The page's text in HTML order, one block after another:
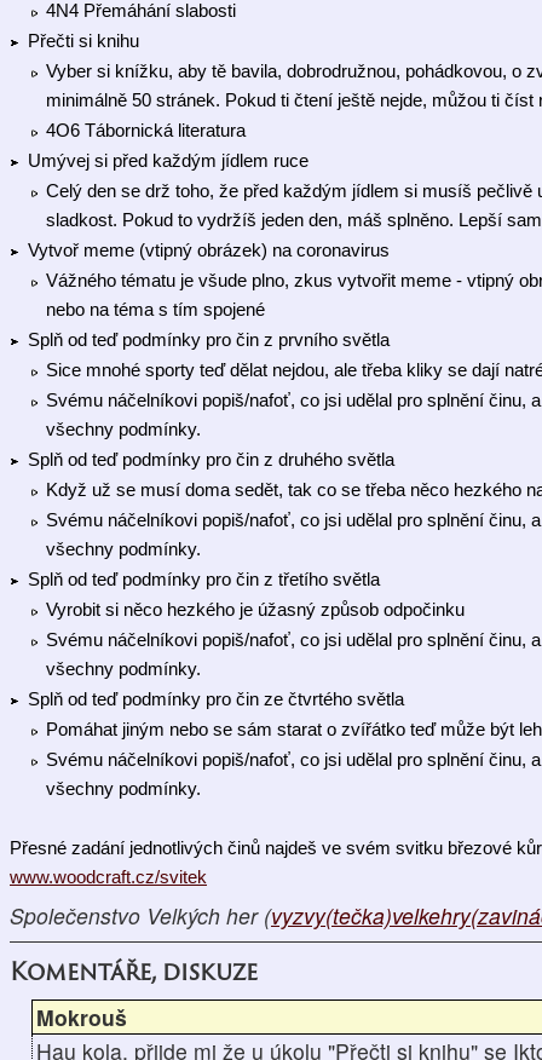
4N4 Přemáhání slabosti
Přečti si knihu
Vyber si knížku, aby tě bavila, dobrodružnou, pohádkovou, o
minimálně 50 stránek. Pokud ti čtení ještě nejde, můžou ti číst
4O6 Tábornická literatura
Umývej si před každým jídlem ruce
Celý den se drž toho, že před každým jídlem si musíš pečlivě
sladkost. Pokud to vydržíš jeden den, máš splněno. Lepší
Vytvoř meme (vtipný obrázek) na coronavirus
Vážného tématu je všude plno, zkus vytvořit meme - vtipný
nebo na téma s tím spojené
Splň od teď podmínky pro čin z prvního světla
Sice mnohé sporty teď dělat nejdou, ale třeba kliky se dají
Svému náčelníkovi popiš/nafoť, co jsi udělal pro splnění činu,
všechny podmínky.
Splň od teď podmínky pro čin z druhého světla
Když už se musí doma sedět, tak co se třeba něco hezkého
Svému náčelníkovi popiš/nafoť, co jsi udělal pro splnění činu,
všechny podmínky.
Splň od teď podmínky pro čin z třetího světla
Vyrobit si něco hezkého je úžasný způsob odpočinku
Svému náčelníkovi popiš/nafoť, co jsi udělal pro splnění činu,
všechny podmínky.
Splň od teď podmínky pro čin ze čtvrtého světla
Pomáhat jiným nebo se sám starat o zvířátko teď může být
Svému náčelníkovi popiš/nafoť, co jsi udělal pro splnění činu,
všechny podmínky.
www.woodcraft.cz/svitek
Společenstvo Velkých her (
Komentáře, diskuze
Mokrouš
Hau kola, přijde mi že u úkolu "Přečti si knihu" se